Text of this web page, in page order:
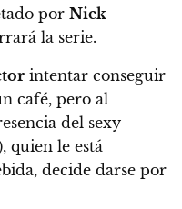
por Nick
la serie.
intentar conseguir
café, pero al
del sexy
quien le está
decide darse por